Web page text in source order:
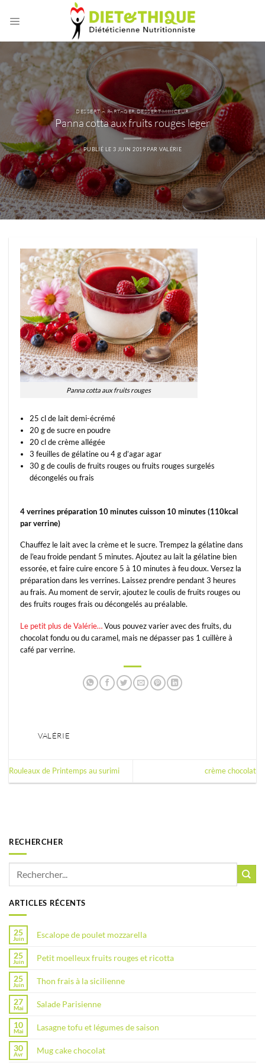
DESSERT À PARTAGER,DESSERT MINCEUR
Panna cotta aux fruits rouges leger
PUBLIÉ LE3 JUIN 2019 PARVALÉRIE
Panna cotta aux fruits rouges
25 cl de lait demi-écrémé
20 g de sucre en poudre
20 cl de crème allégée
3 feuilles de gélatine ou 4 g d’agar agar
30 g de coulis de fruits rouges ou fruits rouges surgelés
décongelés ou frais
4 verrines préparation 10 minutes cuisson 10 minutes (110kcal
par verrine)
Chauffez le lait avec la crème et le sucre. Trempez la gélatine dans
de l’eau froide pendant 5 minutes. Ajoutez au lait la gélatine bien
essorée, et faire cuire encore 5 à 10 minutes à feu doux. Versez la
préparation dans les verrines. Laissez prendre pendant 3 heures
au frais. Au moment de servir, ajoutez le coulis de fruits rouges ou
des fruits rouges frais ou décongelés au préalable.
Le petit plus de Valérie… Vous pouvez varier avec des fruits, du
chocolat fondu ou du caramel, mais ne dépasser pas 1 cuillère à
café par verrine.
VALÉRIE
Rouleaux de Printemps au surimi crème chocolat
RECHERCHER
ARTICLES RÉCENTS
25
Juin Escalope de poulet mozzarella
25
Juin Petit moelleux fruits rouges et ricotta
25
Juin Thon frais à la sicilienne
27
Mai Salade Parisienne
10
Mai Lasagne tofu et légumes de saison
30
Avr Mug cake chocolat